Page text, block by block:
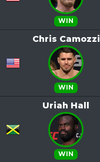
WIN
Chris Camozzi
WIN
Uriah Hall
WIN